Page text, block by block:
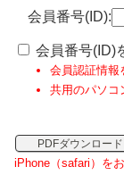
会員番号(ID):
会員番号(ID)
会員認証情報
共用のパソコ
PDFダウンロード
iPhone（safari）を